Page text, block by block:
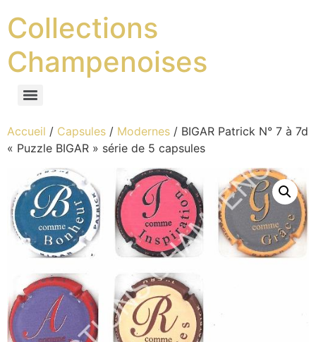
Collections
Champenoises
Accueil / Capsules / Modernes / BIGAR Patrick N° 7 à 7d
« Puzzle BIGAR » série de 5 capsules